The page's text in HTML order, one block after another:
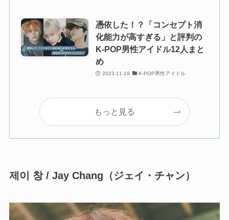
憑依した！？「コンセプト消
化能力が高すぎる」と評判の
K-POP男性アイドル12人まと
め
2023-11-19 K-POP男性アイドル
もっと見る
제이 창 / Jay Chang（ジェイ・チャン）